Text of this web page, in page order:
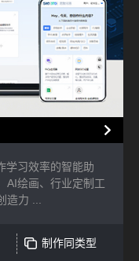
学习效率的智能助
AI绘画、行业定制工
造力 ...
制作同类型